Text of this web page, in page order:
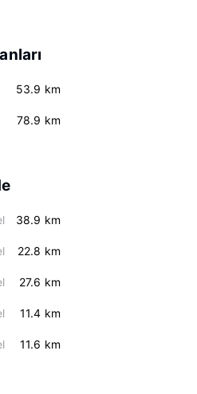
53.9 km
78.9 km
38.9 km
22.8 km
27.6 km
11.4 km
11.6 km